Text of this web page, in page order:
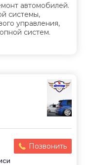
автомобилей.
системы,
управления,
систем.
Позвонить